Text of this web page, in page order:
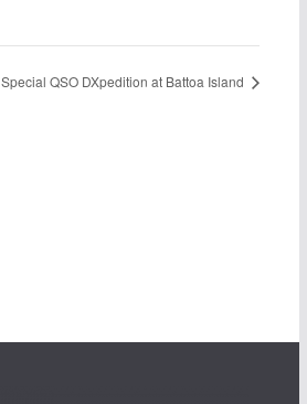
Special QSO DXpedition at Battoa Island